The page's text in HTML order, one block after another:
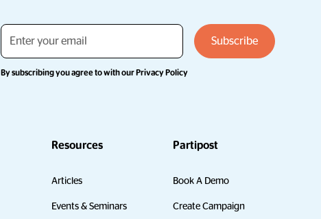
By subscribing you agree to with ourPrivacy Policy
Resources
Articles
Events & Seminars
Partipost
Book A Demo
Create Campaign